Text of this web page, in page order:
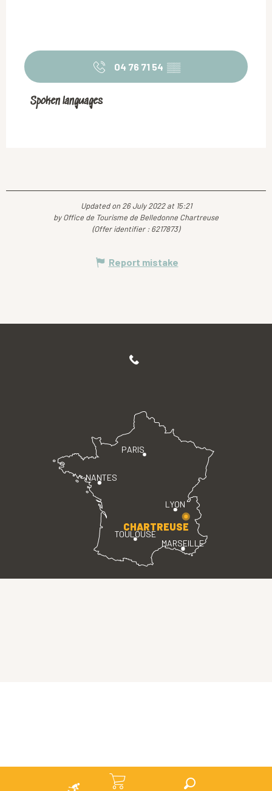
04 76 71 54 ▒▒
Spoken languages
Spoken languages
Updated on 26 July 2022 at 15:21
by Office de Tourisme de Belledonne Chartreuse
(Offer identifier : 6217873)
Report mistake
PARIS
LYON
TOULOUSE
MARSEILLE
NANTES
CHARTREUSE